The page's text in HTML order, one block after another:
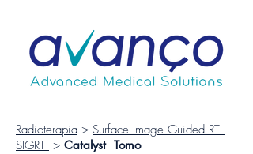
Radioterapia > Surface Image Guided RT -
SIGRT > Catalyst Tomo